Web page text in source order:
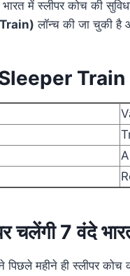
भारत में स्लीपर कोच की
लॉन्च की जा चुकी है
Train
7 वंदे
पिछले महीने ही स्लीपर कोच